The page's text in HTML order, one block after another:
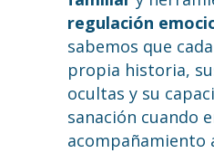
regulación
sabemos que
propia historia,
ocultas y su
sanación cuando
acompañamiento